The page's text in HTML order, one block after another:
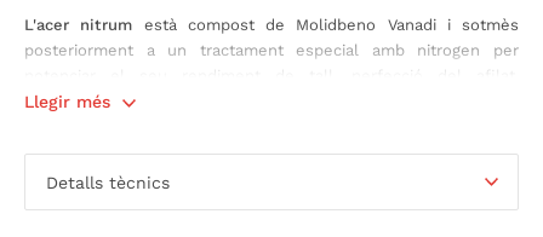
L'acer nitrum està compost de Molidbeno Vanadi i sotmès
posteriorment a un tractament especial amb nitrogen per
durabilitat i major resistència a la corrosió. Mango estilitzat
comoditat de maneig, fet aPolioximetilè (POM)de gran
resistència i suavitat al tacte. Conjunt de fulla, virolla i mànec de
Llegir més
Detalls tècnics